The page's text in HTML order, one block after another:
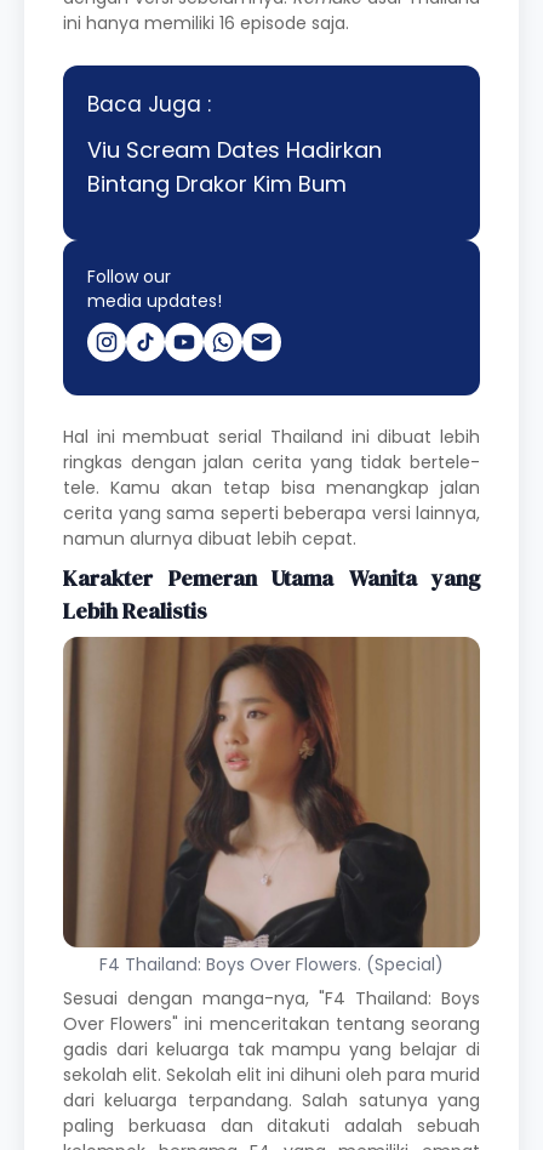
ini hanya memiliki 16 episode saja.
Baca Juga :
Viu Scream Dates Hadirkan
Bintang Drakor Kim Bum
Follow our
media updates!
Hal ini membuat serial Thailand ini dibuat lebih
ringkas dengan jalan cerita yang tidak bertele-
tele. Kamu akan tetap bisa menangkap jalan
cerita yang sama seperti beberapa versi lainnya,
namun alurnya dibuat lebih cepat.
Karakter Pemeran Utama Wanita yang
Lebih Realistis
F4 Thailand: Boys Over Flowers. (Special)
Sesuai dengan manga-nya, "F4 Thailand: Boys
Over Flowers" ini menceritakan tentang seorang
gadis dari keluarga tak mampu yang belajar di
sekolah elit. Sekolah elit ini dihuni oleh para murid
dari keluarga terpandang. Salah satunya yang
paling berkuasa dan ditakuti adalah sebuah